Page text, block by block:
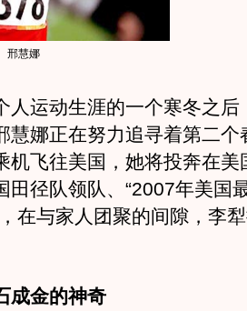
邢慧娜
运动生涯的一个寒冬之后
慧娜正在努力追寻着第二个
机飞往美国，她将投奔在美
田径队领队、“2007年美国
在与家人团聚的间隙，李
成金的神奇